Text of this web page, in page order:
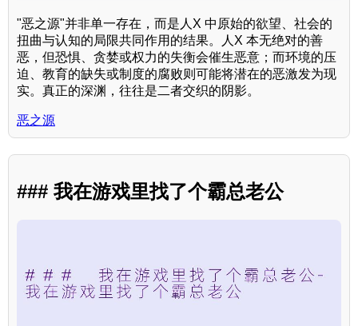
"恶之源"并非单一存在，而是人X 中原始的欲望、社会的
扭曲与认知的局限共同作用的结果。人X 本无绝对的善
恶，但恐惧、贪婪或权力的失衡会催生恶意；而环境的压
迫、教育的缺失或制度的腐败则可能将潜在的恶激发为现
实。真正的深渊，往往是二者交织的阴影。
恶之源
### 我在游戏里找了个霸总老公